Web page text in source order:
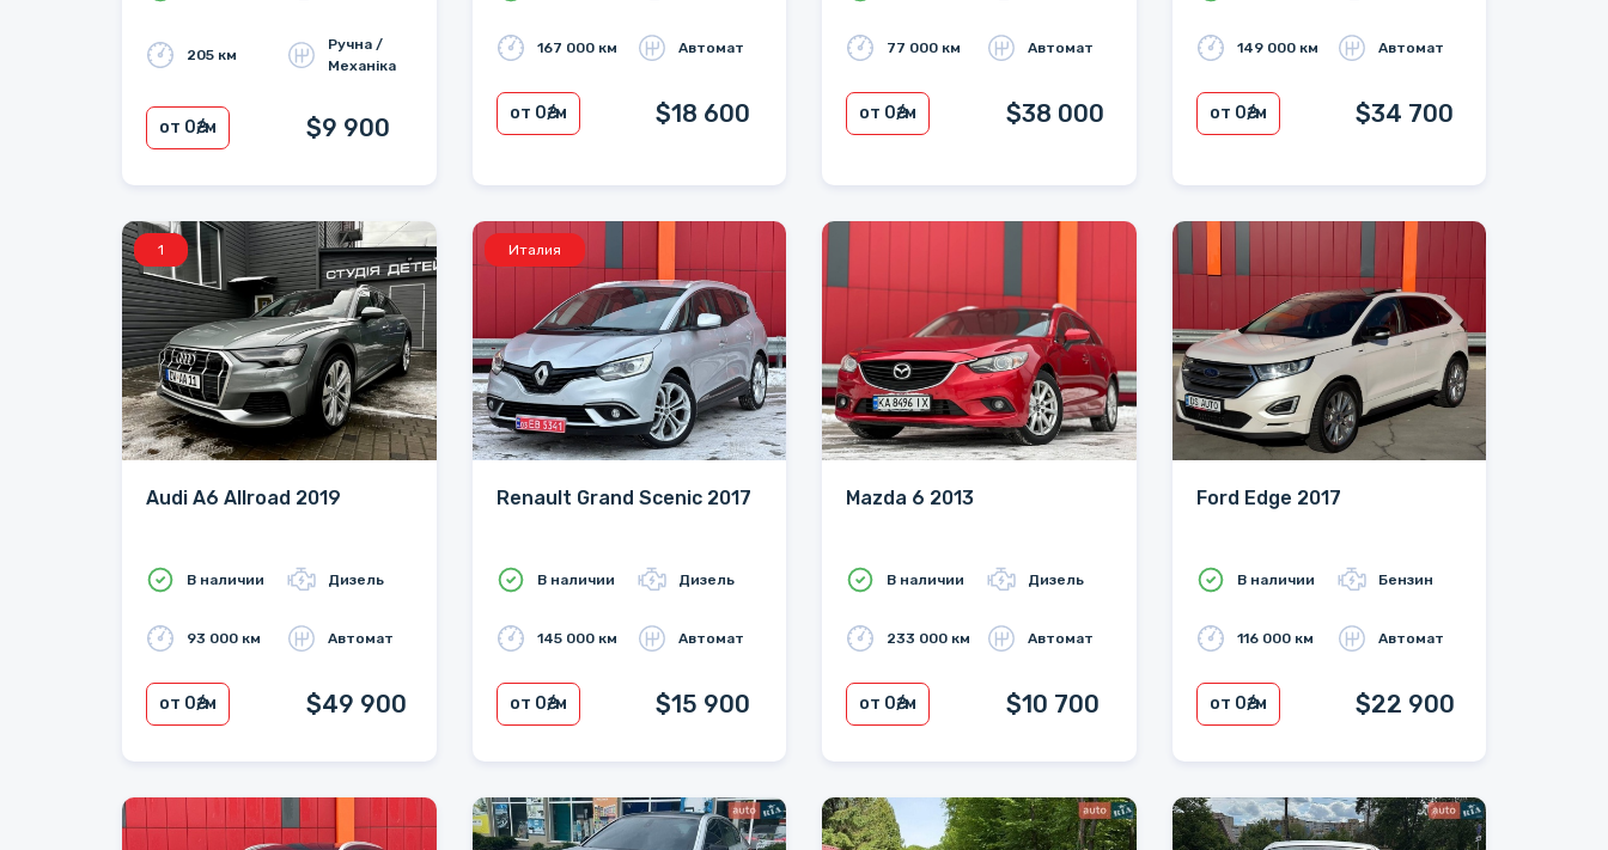
205 км
Ручна /
Механіка
от 0₴/м $9 900
167 000 км Автомат
от 0₴/м $18 600
77 000 км Автомат
от 0₴/м $38 000
149 000 км Автомат
от 0₴/м $34 700
1
Audi A6 Allroad 2019
В наличии Дизель
93 000 км Автомат
от 0₴/м $49 900
Италия
Renault Grand Scenic 2017
В наличии Дизель
145 000 км Автомат
от 0₴/м $15 900
Mazda 6 2013
В наличии Дизель
233 000 км Автомат
от 0₴/м $10 700
Ford Edge 2017
В наличии Бензин
116 000 км Автомат
от 0₴/м $22 900